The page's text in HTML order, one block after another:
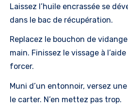
Laissez l’huile encrassée se
dans le bac de récupération.
Replacez le bouchon de
main. Finissez le vissage à
forcer.
Muni d’un entonnoir, versez
le carter. N’en mettez pas trop.